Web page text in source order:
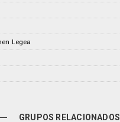
Legea
GRUPOS RELACIONADOS